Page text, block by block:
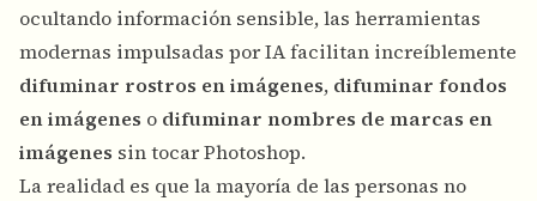
ocultando información sensible, las herramientas
modernas impulsadas por IA facilitan increíblemente
difuminar rostros en imágenes, difuminar fondos
en imágenes o difuminar nombres de marcas en
imágenes sin tocar Photoshop.
La realidad es que la mayoría de las personas no